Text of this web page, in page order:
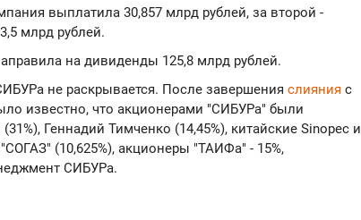
выплатила 30,857 млрд рублей, за второй -
млрд рублей.
на дивиденды 125,8 млрд рублей.
не раскрывается. После завершения слияния с
известно, что акционерами "СИБУРа" были
Геннадий Тимченко (14,45%), китайские Sinopec и
(10,625%), акционеры "ТАИФа" - 15%,
СИБУРа.